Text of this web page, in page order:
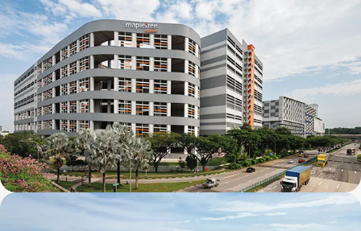
Kolam Ayer 1
Mapletree Joo Koon Logistics Hub